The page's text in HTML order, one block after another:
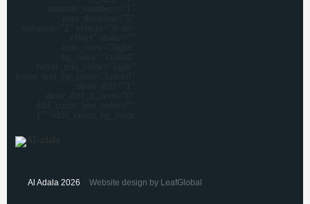
Al Adala 2026 Website design by LeafGlobal